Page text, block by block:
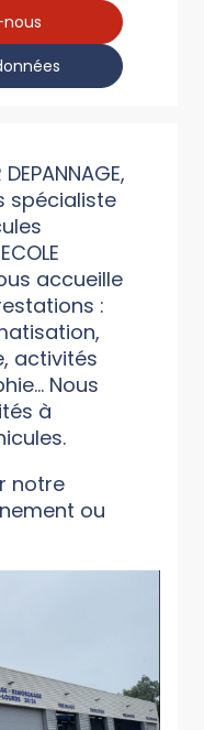
spécialiste
accueille
:
activités
Nous
à
notre
ou